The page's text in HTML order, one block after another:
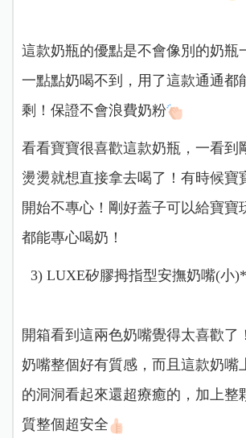
這款奶瓶的優點是不會像別的奶瓶
一點點奶喝不到，用了這款通通都
剩！保證不會浪費奶粉
看看寶寶很喜歡這款奶瓶，一看到
燙燙就想直接拿去喝了！有時候寶
開始不專心！剛好蓋子可以給寶寶
都能專心喝奶！
3) LUXE矽膠拇指型安撫奶嘴(小
開箱看到這兩色奶嘴覺得太喜歡了
奶嘴整個好有質感，而且這款奶嘴
的洞洞看起來還超療癒的，加上整
質整個超安全